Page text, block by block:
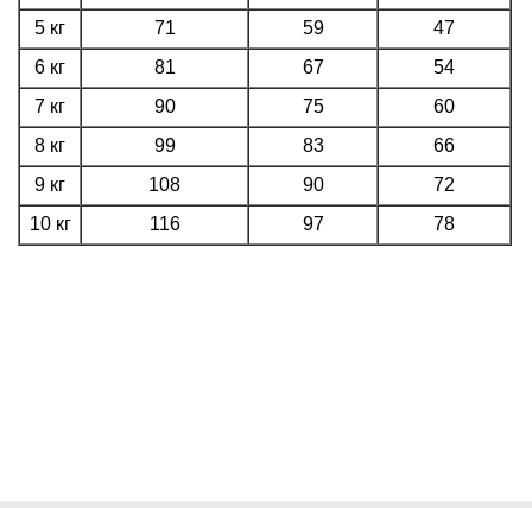
5 кг
71 59
47
6 кг
81 67
54
7 кг
90 75
60
8 кг
99 83
66
9 кг
108 90
72
10 кг
116 97 78